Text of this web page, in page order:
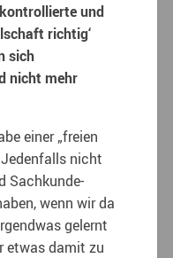
und
richtig‘
sich
nicht mehr
einer „freien
Jedenfalls nicht
Sachkunde-
wenn wir da
gelernt
etwas damit zu